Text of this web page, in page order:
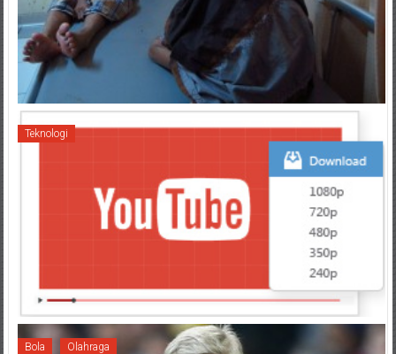
Teknologi
Bola Olahraga